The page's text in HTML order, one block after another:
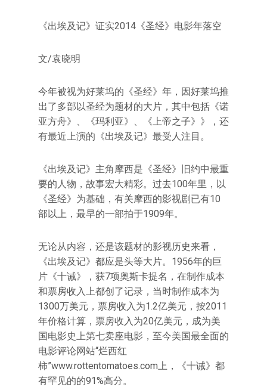
《出埃及记》证实2014《圣经》电影年落空
文/袁晓明
今年被视为好莱坞的《圣经》年，因好莱坞推
出了多部以圣经为题材的大片，其中包括《诺
亚方舟》、《玛利亚》、《上帝之子》》，还
有最近上演的《出埃及记》最受人注目。
《出埃及记》主角摩西是《圣经》旧约中最重
要的人物，故事宏大精彩。过去100年里，以
《圣经》为基础，有关摩西的影视剧已有10
部以上，最早的一部拍于1909年。
无论从内容，还是该题材的影视历史来看，
《出埃及记》都应是头等大片。1956年的巨
片《十诫》，获7项奥斯卡提名，在制作成本
和票房收入上都创了记录，当时制作成本为
1300万美元，票房收入为1.2亿美元，按2011
年价格计算，票房收入为20亿美元，成为美
国电影史上第七卖座电影，至今美国最全面的
电影评论网站“烂西红
柿”www.rottentomatoes.com上，《十诫》都
有罕见的的91%高分。